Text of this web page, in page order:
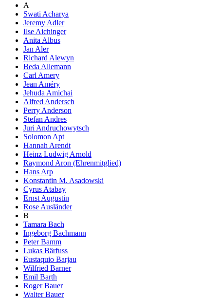
A
Swati Acharya
Jeremy Adler
Ilse Aichinger
Anita Albus
Jan Aler
Richard Alewyn
Beda Allemann
Carl Amery
Jean Améry
Jehuda Amichai
Alfred Andersch
Perry Anderson
Stefan Andres
Juri Andruchowytsch
Solomon Apt
Hannah Arendt
Heinz Ludwig Arnold
Raymond Aron (Ehrenmitglied)
Hans Arp
Konstantin M. Asadowski
Cyrus Atabay
Ernst Augustin
Rose Ausländer
B
Tamara Bach
Ingeborg Bachmann
Peter Bamm
Lukas Bärfuss
Eustaquio Barjau
Wilfried Barner
Emil Barth
Roger Bauer
Walter Bauer